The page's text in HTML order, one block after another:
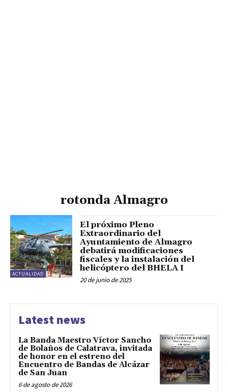
rotonda Almagro
ACTUALIDAD
El próximo Pleno
Extraordinario del
Ayuntamiento de Almagro
debatirá modificaciones
fiscales y la instalación del
helicóptero del BHELA I
20 de junio de 2025
Latest news
La Banda Maestro Víctor Sancho
de Bolaños de Calatrava, invitada
de honor en el estreno del
Encuentro de Bandas de Alcázar
de San Juan
6 de agosto de 2026